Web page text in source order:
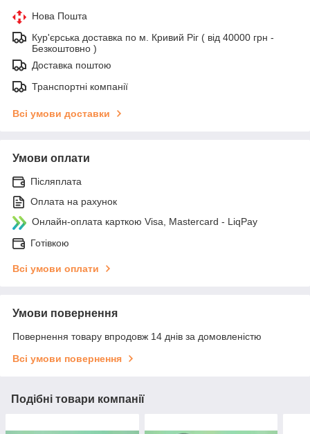
Нова Пошта
Кур'єрська доставка по м. Кривий Ріг ( від 40000 грн -
Безкоштовно )
Доставка поштою
Транспортні компанії
Всі умови доставки
Умови оплати
Післяплата
Оплата на рахунок
Онлайн-оплата карткою Visa, Mastercard - LiqPay
Готівкою
Всі умови оплати
Умови повернення
Повернення товару впродовж 14 днів за домовленістю
Всі умови повернення
Подібні товари компанії